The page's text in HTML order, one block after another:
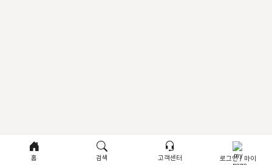
홈 검색 고객센터 로그인 / 마이